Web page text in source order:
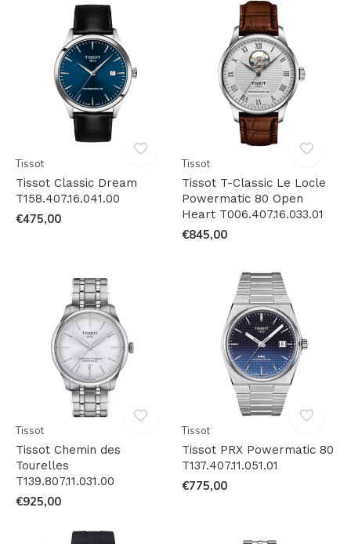
Tissot
Tissot Classic Dream
T158.407.16.041.00
€475,00
Tissot
Tissot T-Classic Le Locle
Powermatic 80 Open
Heart T006.407.16.033.01
€845,00
Tissot
Tissot Chemin des
Tourelles
T139.807.11.031.00
€925,00
Tissot
Tissot PRX Powermatic 80
T137.407.11.051.01
€775,00